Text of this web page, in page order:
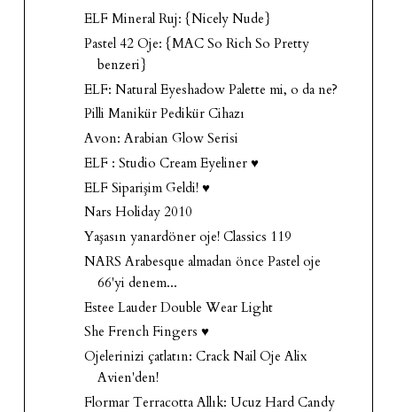
ELF Mineral Ruj: {Nicely Nude}
Pastel 42 Oje: {MAC So Rich So Pretty
benzeri}
ELF: Natural Eyeshadow Palette mi, o da ne?
Pilli Manikür Pedikür Cihazı
Avon: Arabian Glow Serisi
ELF : Studio Cream Eyeliner ♥
ELF Siparişim Geldi! ♥
Nars Holiday 2010
Yaşasın yanardöner oje! Classics 119
NARS Arabesque almadan önce Pastel oje
66'yi denem...
Estee Lauder Double Wear Light
She French Fingers ♥
Ojelerinizi çatlatın: Crack Nail Oje Alix
Avien'den!
Flormar Terracotta Allık: Ucuz Hard Candy